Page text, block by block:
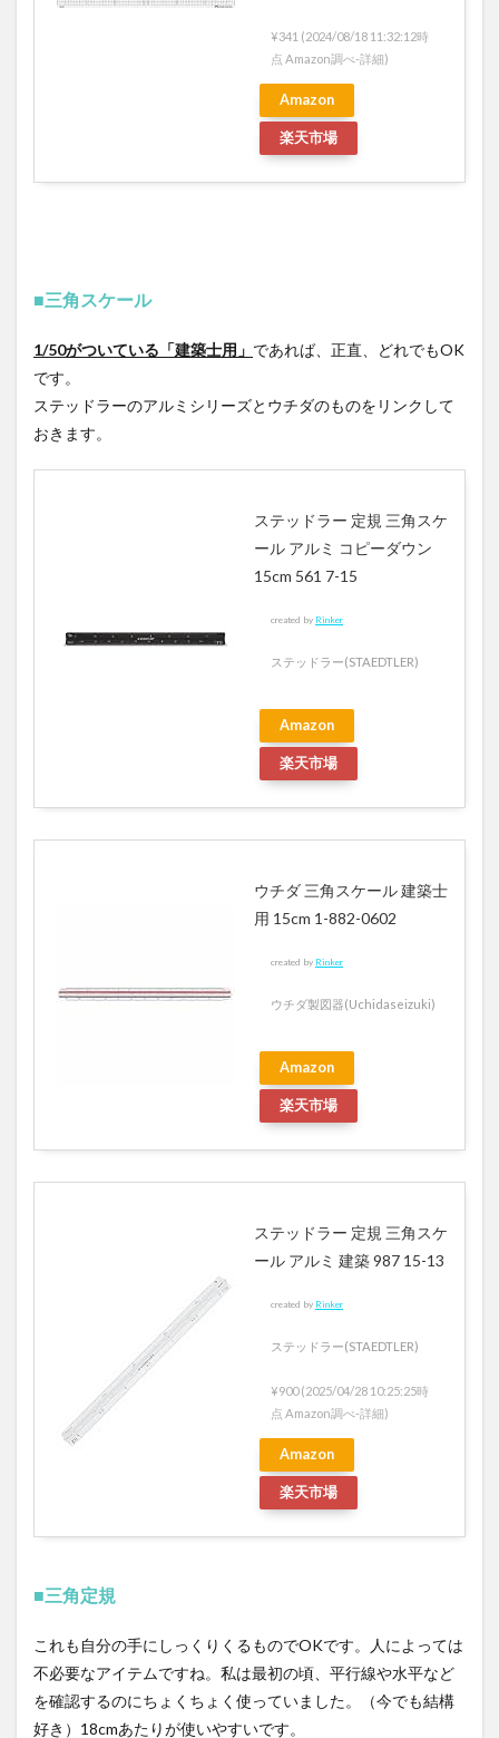
¥341 (2024/08/18 11:32:12時
点 Amazon調べ-詳細)
Amazon
楽天市場
■三角スケール
1/50がついている「建築士用」 であれば、正直、どれでもOK
です。
ステッドラーのアルミシリーズとウチダのものをリンクして
おきます。
ステッドラー 定規 三角スケ
ール アルミ コピーダウン
15cm 561 7-15
created by Rinker
ステッドラー(STAEDTLER)
Amazon
楽天市場
ウチダ 三角スケール 建築士
用 15cm 1-882-0602
created by Rinker
ウチダ製図器(Uchidaseizuki)
Amazon
楽天市場
ステッドラー 定規 三角スケ
ール アルミ 建築 987 15-13
created by Rinker
ステッドラー(STAEDTLER)
¥900 (2025/04/28 10:25:25時
点 Amazon調べ-詳細)
Amazon
楽天市場
■三角定規
これも自分の手にしっくりくるものでOKです。人によっては
不必要なアイテムですね。私は最初の頃、平行線や水平など
を確認するのにちょくちょく使っていました。（今でも結構
好き）18cmあたりが使いやすいです。